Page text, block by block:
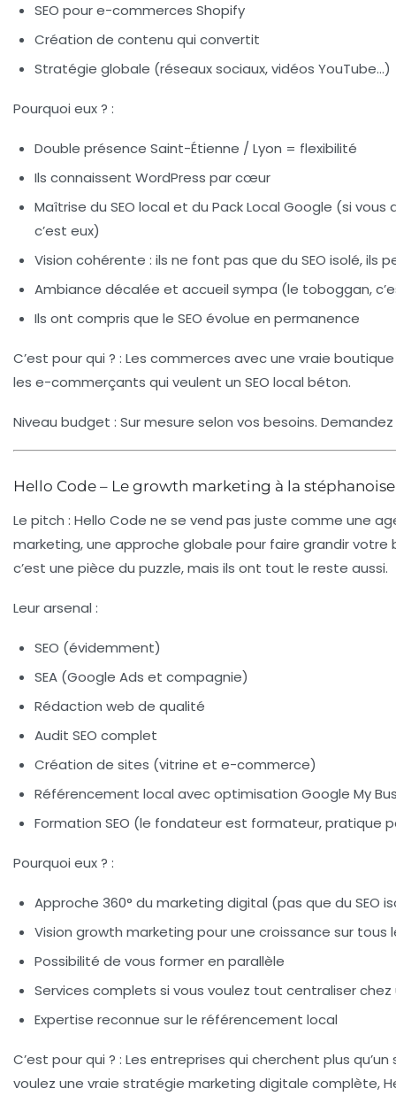
SEO pour e-commerces Shopify
Création de contenu qui convertit
Stratégie globale (réseaux sociaux, vidéos YouTube…)
Pourquoi eux ? :
Double présence Saint-Étienne / Lyon = flexibilité
Ils connaissent WordPress par cœur
Maîtrise du SEO local et du Pack Local Google (si
c’est eux)
Vision cohérente : ils ne font pas que du SEO isolé, ils
Ambiance décalée et accueil sympa (le toboggan,
Ils ont compris que le SEO évolue en permanence
C’est pour qui ? : Les commerces avec une vraie
les e-commerçants qui veulent un SEO local béton.
Niveau budget : Sur mesure selon vos besoins.
Hello Code – Le growth marketing à la stéphanoise
Le pitch : Hello Code ne se vend pas juste comme une
marketing, une approche globale pour faire grandir votre
c’est une pièce du puzzle, mais ils ont tout le reste aussi.
Leur arsenal :
SEO (évidemment)
SEA (Google Ads et compagnie)
Rédaction web de qualité
Audit SEO complet
Création de sites (vitrine et e-commerce)
Référencement local avec optimisation Google My
Formation SEO (le fondateur est formateur, pratique
Pourquoi eux ? :
Approche 360° du marketing digital (pas que du SEO
Vision growth marketing pour une croissance sur tous
Possibilité de vous former en parallèle
Services complets si vous voulez tout centraliser
Expertise reconnue sur le référencement local
C’est pour qui ? : Les entreprises qui cherchent plus
voulez une vraie stratégie marketing digitale complète,